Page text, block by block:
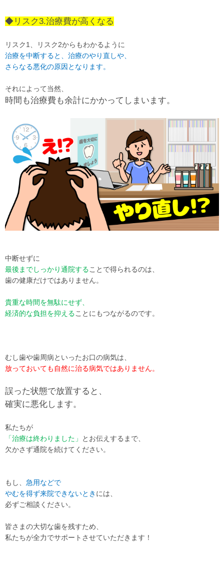
◆リスク3.治療費が高くなる
リスク1、リスク2からもわかるように
治療を中断すると、 治療のやり直しや、
さらなる悪化の原因となります。
それによって当然、
時間 も治療費 も余計にかかってしまいます。
中断せずに
最後までしっかり通院することで得られるのは、
歯の健康だけではありません。
貴重な時間を無駄にせず、
経済的な負担を抑えることにもつながるのです。
むし歯や歯周病といったお口の病気は、
放っておいても自然に治る病気ではありません。
誤った状態で放置すると、
確実に悪化します。
私たちが
「治療は終わりました」
とお伝えするまで、
欠かさず通院を続けてください。
もし、 急用などで
やむを得ず来院できないとき には、
必ずご相談ください。
皆さまの大切な歯を残すため、
私たちが全力でサポートさせていただきます！